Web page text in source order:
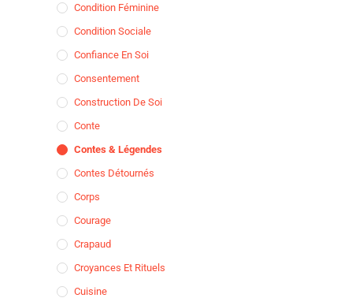
Condition Féminine
Condition Sociale
Confiance En Soi
Consentement
Construction De Soi
Conte
Contes & Légendes
Contes Détournés
Corps
Courage
Crapaud
Croyances Et Rituels
Cuisine